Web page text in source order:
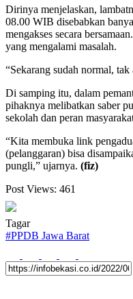
Dirinya menjelaskan,
08.00 WIB disebabkan
mengakses secara
yang mengalami masalah.
“Sekarang sudah normal,
Di samping itu, dalam
pihaknya melibatkan saber
sekolah dan peran
“Kita membuka link
(pelanggaran) bisa
pungli,” ujarnya. (fiz)
Post Views: 461
Tagar
#PPDB Jawa Barat